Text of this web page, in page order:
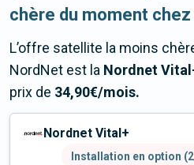
chère du moment
L’offre satellite la moins
NordNet est la Nordnet
prix de 34,90€/mois.
Nordnet Vital+
Installation en option